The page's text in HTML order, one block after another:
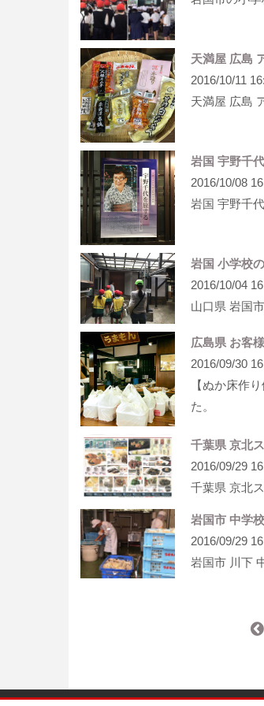
天満屋 広島
2016/10/11
天満屋 広島
岩国 宇野千
2016/10/08
岩国 宇野千
岩国 小学校
2016/10/04
山口県 岩国
広島県 お客
2016/09/30
【ぬか床作
た。
千葉県 京北
2016/09/29
千葉県 京北
岩国市 中学
2016/09/29
岩国市 川下
←